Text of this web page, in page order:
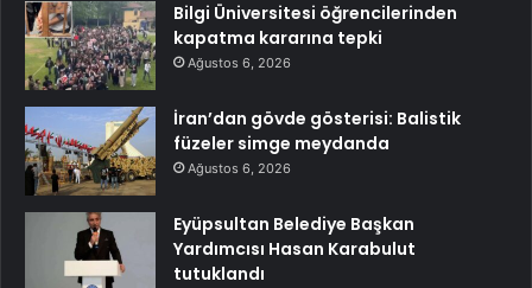
Bilgi Üniversitesi öğrencilerinden
kapatma kararına tepki
Ağustos 6, 2026
İran’dan gövde gösterisi: Balistik
füzeler simge meydanda
Ağustos 6, 2026
Eyüpsultan Belediye Başkan
Yardımcısı Hasan Karabulut
tutuklandı